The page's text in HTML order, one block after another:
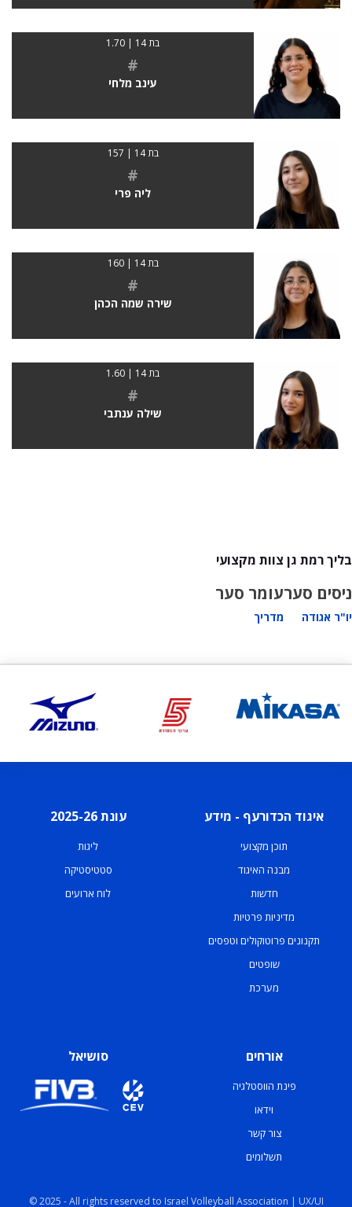
בת 14 | 1.70
#
עינב מלחי
בת 14 | 157
#
ליה פרי
בת 14 | 160
#
שירה שמה הכהן
בת 14 | 1.60
#
שילה ענתבי
בליך רמת גן צוות מקצועי
ניסים סער
יו"ר אגודה
עומר סער
מדריך
איגוד הכדורעף - מידע
תוכן מקצועי
מבנה האיגוד
חדשות
מדיניות פרטיות
תקנונים פרוטוקולים וטפסים
שופטים
מערכת
עונת 2025-26
ליגות
סטטיסטיקה
לוח ארועים
אורחים
פינת הווסטלגיה
וידאו
צור קשר
תשלומים
סושיאל
© 2025 - All rights reserved to Israel Volleyball Association | UX/UI